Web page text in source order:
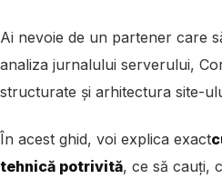
Ai nevoie de un partener care
analiza jurnalului serverului,
structurate și arhitectura site-
În acest ghid, voi explica exact
tehnică potrivită, ce să cauți,